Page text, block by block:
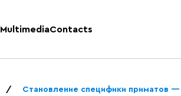
MultimediaContacts
Становление специфики приматов